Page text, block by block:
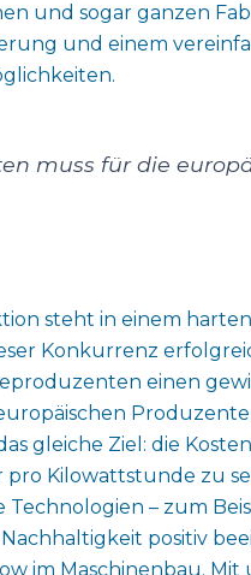
und sogar ganzen
und einem
muss für die
steht in einem
Konkurrenz
einen
gleiche Ziel: die
Kilowattstunde zu
Technologien – zum
positiv
im Maschinenbau. Mit